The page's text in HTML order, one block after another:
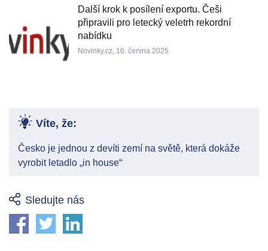
Další krok k posílení exportu. Češi
připravili pro letecký veletrh rekordní
nabídku
Novinky.cz, 16. června 2025
Víte, že:
Česko je jednou z devíti zemí na světě, která dokáže
vyrobit letadlo „in house“
Sledujte nás